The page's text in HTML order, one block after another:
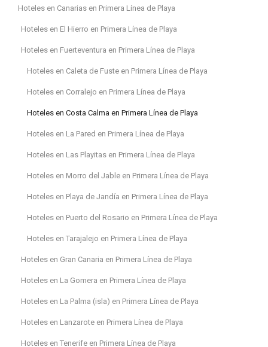
Hoteles en Canarias en Primera Línea de Playa
Hoteles en El Hierro en Primera Línea de Playa
Hoteles en Fuerteventura en Primera Línea de Playa
Hoteles en Caleta de Fuste en Primera Línea de Playa
Hoteles en Corralejo en Primera Línea de Playa
Hoteles en Costa Calma en Primera Línea de Playa
Hoteles en La Pared en Primera Línea de Playa
Hoteles en Las Playitas en Primera Línea de Playa
Hoteles en Morro del Jable en Primera Línea de Playa
Hoteles en Playa de Jandía en Primera Línea de Playa
Hoteles en Puerto del Rosario en Primera Línea de Playa
Hoteles en Tarajalejo en Primera Línea de Playa
Hoteles en Gran Canaria en Primera Línea de Playa
Hoteles en La Gomera en Primera Línea de Playa
Hoteles en La Palma (isla) en Primera Línea de Playa
Hoteles en Lanzarote en Primera Línea de Playa
Hoteles en Tenerife en Primera Línea de Playa